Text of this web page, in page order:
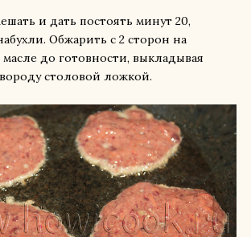
и дать постоять минут 20,
Обжарить с 2 сторон на
до готовности, выкладывая
столовой ложкой.